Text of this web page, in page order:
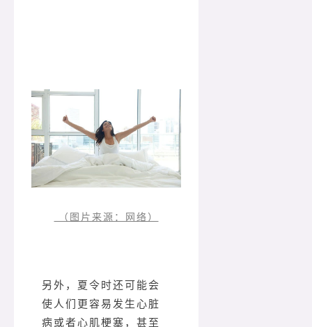
（图片来源：网络）
另外，夏令时还可能会
使人们更容易发生心脏
病或者心肌梗塞，甚至